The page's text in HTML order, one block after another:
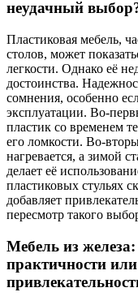
неудачный
Пластиковая мебель,
столов, может
легкости. Однако её
достоинства.
сомнения, особенно
эксплуатации. Во-
пластик со временем
его ломкости. Во-
нагревается, а зимой
делает её
пластиковых стульях
добавляет
пересмотр такого
Мебель из железа:
практичности